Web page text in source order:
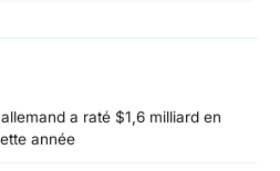
a raté $1,6 milliard en
année